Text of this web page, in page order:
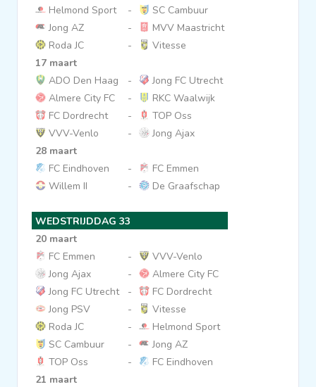
Helmond Sport
-
SC Cambuur
Jong AZ
-
MVV Maastricht
Roda JC
-
Vitesse
17 maart
ADO Den Haag
-
Jong FC Utrecht
Almere City FC
-
RKC Waalwijk
FC Dordrecht
-
TOP Oss
VVV-Venlo
-
Jong Ajax
28 maart
FC Eindhoven
-
FC Emmen
Willem II
- De Graafschap
WEDSTRIJDDAG 33
20 maart
FC Emmen
-
VVV-Venlo
Jong Ajax
-
Almere City FC
Jong FC Utrecht
-
FC Dordrecht
Jong PSV
-
Vitesse
Roda JC
-
Helmond Sport
SC Cambuur
-
Jong AZ
TOP Oss
-
FC Eindhoven
21 maart